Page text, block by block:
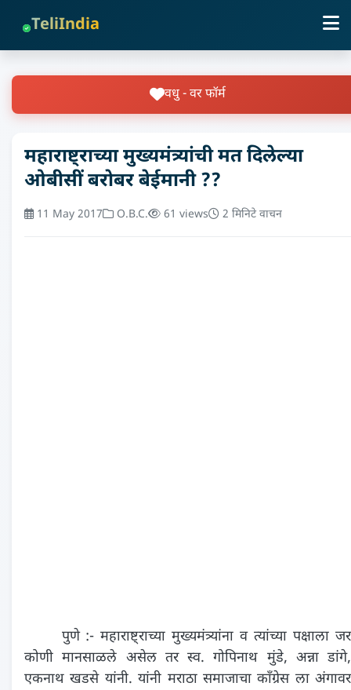
TeliIndia
वधु - वर फॉर्म
महाराष्ट्राच्या मुख्यमंत्र्यांची मत दिलेल्या
ओबीसीं बरोबर बेईमानी ??
11 May 2017 O.B.C. 61 views 2 मिनिटे वाचन
पुणे :- महाराष्ट्राच्या मुख्यमंत्र्यांना व त्यांच्या पक्षाला जर
कोणी मानसाळले असेल तर स्व. गोपिनाथ मुंडे, अन्ना डांगे,
एकनाथ खडसे यांनी. यांनी मराठा समाजाचा काँग्रेस ला अंगावर